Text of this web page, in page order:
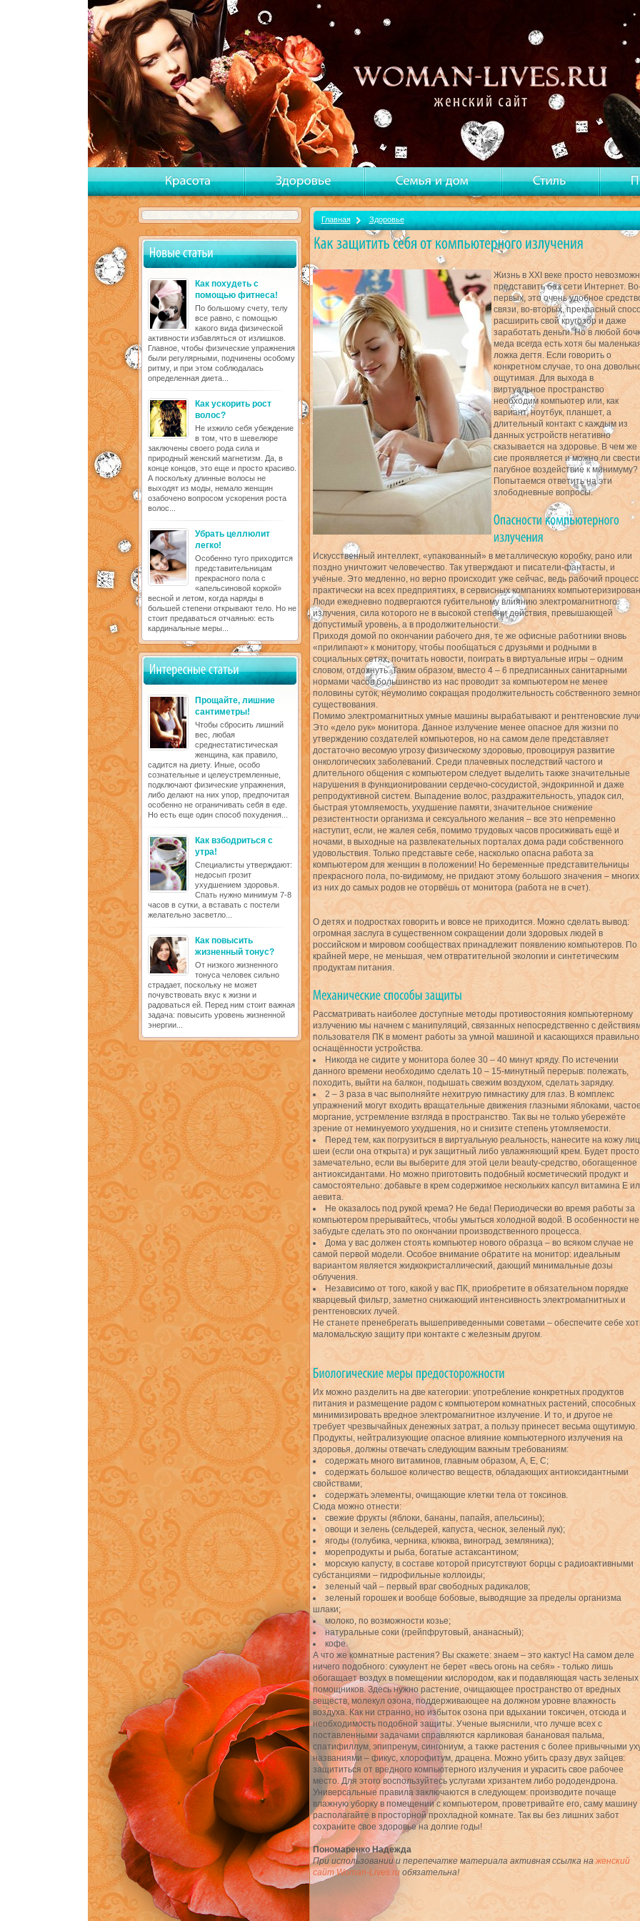
Как похудеть с
помощью фитнеса!
По большому счету, телу
все равно, с помощью
какого вида физической
активности избавляться от излишков.
Главное, чтобы физические упражнения
были регулярными, подчинены особому
ритму, и при этом соблюдалась
определенная диета...
Как ускорить рост
волос?
Не изжило себя убеждение
в том, что в шевелюре
заключены своего рода сила и
природный женский магнетизм. Да, в
конце концов, это еще и просто красиво.
А поскольку длинные волосы не
выходят из моды, немало женщин
озабочено вопросом ускорения роста
волос...
Убрать целлюлит
легко!
Особенно туго приходится
представительницам
прекрасного пола с
«апельсиновой коркой»
весной и летом, когда наряды в
большей степени открывают тело. Но не
стоит предаваться отчаянью: есть
кардинальные меры...
Прощайте, лишние
сантиметры!
Чтобы сбросить лишний
вес, любая
среднестатистическая
женщина, как правило,
садится на диету. Иные, особо
сознательные и целеустремленные,
подключают физические упражнения,
либо делают на них упор, предпочитая
особенно не ограничивать себя в еде.
Но есть еще один способ похудения...
Как взбодриться с
утра!
Специалисты утверждают:
недосып грозит
ухудшением здоровья.
Спать нужно минимум 7-8
часов в сутки, а вставать с постели
желательно засветло...
Как повысить
жизненный тонус?
От низкого жизненного
тонуса человек сильно
страдает, поскольку не может
почувствовать вкус к жизни и
радоваться ей. Перед ним стоит важная
задача: повысить уровень жизненной
энергии...
Главная Здоровье
Жизнь в XXI веке просто
представить без сети Интернет.
первых, это очень удобное
связи, во-вторых, прекрасный
расширить свой кругозор и даже
заработать деньги. Но в любой
меда всегда есть хотя бы
ложка дегтя. Если говорить о
конкретном случае, то она
ощутимая. Для выхода в
виртуальное пространство
необходим компьютер или, как
вариант, ноутбук, планшет, а
длительный контакт с каждым из
данных устройств негативно
сказывается на здоровье. В чем же
сие проявляется и можно ли свести
пагубное воздействие к минимуму?
Попытаемся ответить на эти
злободневные вопросы.
Искусственный интеллект, «упакованный» в металлическую коробку, рано или
поздно уничтожит человечество. Так утверждают и писатели-фантасты, и
учёные. Это медленно, но верно происходит уже сейчас, ведь рабочий процесс
практически на всех предприятиях, в сервисных компаниях
Люди ежедневно подвергаются губительному влиянию электромагнитного
излучения, сила которого не в высокой степени действия, превышающей
допустимый уровень, а в продолжительности.
Приходя домой по окончании рабочего дня, те же офисные работники вновь
«прилипают» к монитору, чтобы пообщаться с друзьями и родными в
социальных сетях, почитать новости, поиграть в виртуальные игры – одним
словом, отдохнуть. Таким образом, вместо 4 – 6 предписанных санитарными
нормами часов большинство из нас проводит за компьютером не менее
половины суток, неумолимо сокращая продолжительность собственного
существования.
Помимо электромагнитных умные машины вырабатывают и рентгеновские
Это «дело рук» монитора. Данное излучение менее опасное для жизни по
утверждению создателей компьютеров, но на самом деле представляет
достаточно весомую угрозу физическому здоровью, провоцируя развитие
онкологических заболеваний. Среди плачевных последствий частого и
длительного общения с компьютером следует выделить также значительные
нарушения в функционировании сердечно-сосудистой, эндокринной и даже
репродуктивной систем. Выпадение волос, раздражительность, упадок сил,
быстрая утомляемость, ухудшение памяти, значительное снижение
резистентности организма и сексуального желания – все это непременно
наступит, если, не жалея себя, помимо трудовых часов просиживать ещё и
ночами, в выходные на развлекательных порталах дома ради собственного
удовольствия. Только представьте себе, насколько опасна работа за
компьютером для женщин в положении! Но беременные представительницы
прекрасного пола, по-видимому, не придают этому большого значения – многих
из них до самых родов не оторвёшь от монитора (работа не в счет).
О детях и подростках говорить и вовсе не приходится. Можно сделать вывод:
огромная заслуга в существенном сокращении доли здоровых людей в
российском и мировом сообществах принадлежит появлению компьютеров. По
крайней мере, не меньшая, чем отвратительной экологии и синтетическим
продуктам питания.
Рассматривать наиболее доступные методы противостояния компьютерному
излучению мы начнем с манипуляций, связанных непосредственно с
пользователя ПК в момент работы за умной машиной и касающихся
оснащённости устройства.
Никогда не сидите у монитора более 30 – 40 минут кряду. По истечении
данного времени необходимо сделать 10 – 15-минутный перерыв: полежать,
походить, выйти на балкон, подышать свежим воздухом, сделать зарядку.
2 – 3 раза в час выполняйте нехитрую гимнастику для глаз. В комплекс
упражнений могут входить вращательные движения глазными яблоками,
моргание, устремление взгляда в пространство. Так вы не только убережёте
зрение от неминуемого ухудшения, но и снизите степень утомляемости.
Перед тем, как погрузиться в виртуальную реальность, нанесите на кожу
шеи (если она открыта) и рук защитный либо увлажняющий крем. Будет просто
замечательно, если вы выберите для этой цели beauty-средство, обогащенное
антиоксидантами. Но можно приготовить подобный косметический продукт и
самостоятельно: добавьте в крем содержимое нескольких капсул витамина Е
аевита.
Не оказалось под рукой крема? Не беда! Периодически во время работы за
компьютером прерывайтесь, чтобы умыться холодной водой. В особенности не
забудьте сделать это по окончании производственного процесса.
Дома у вас должен стоять компьютер нового образца – во всяком случае не
самой первой модели. Особое внимание обратите на монитор: идеальным
вариантом является жидкокристаллический, дающий минимальные дозы
облучения.
Независимо от того, какой у вас ПК, приобретите в обязательном порядке
кварцевый фильтр, заметно снижающий интенсивность электромагнитных и
рентгеновских лучей.
Не станете пренебрегать вышеприведенными советами – обеспечите себе
маломальскую защиту при контакте с железным другом.
Их можно разделить на две категории: употребление конкретных продуктов
питания и размещение радом с компьютером комнатных растений, способных
минимизировать вредное электромагнитное излучение. И то, и другое не
требует чрезвычайных денежных затрат, а пользу принесет весьма ощутимую.
Продукты, нейтрализующие опасное влияние компьютерного излучения на
здоровья, должны отвечать следующим важным требованиям:
содержать много витаминов, главным образом, А, Е, С;
содержать большое количество веществ, обладающих антиоксидантными
свойствами;
содержать элементы, очищающие клетки тела от токсинов.
Сюда можно отнести:
свежие фрукты (яблоки, бананы, папайя, апельсины);
овощи и зелень (сельдерей, капуста, чеснок, зеленый лук);
ягоды (голубика, черника, клюква, виноград, земляника);
морепродукты и рыба, богатые астаксантином;
морскую капусту, в составе которой присутствуют борцы с радиоактивными
субстанциями – гидрофильные коллоиды;
зеленый чай – первый враг свободных радикалов;
зеленый горошек и вообще бобовые, выводящие за пределы организма
шлаки;
молоко, по возможности козье;
натуральные соки (грейпфрутовый, ананасный);
кофе.
А что же комнатные растения? Вы скажете: знаем – это кактус! На самом деле
ничего подобного: суккулент не берет «весь огонь на себя» - только лишь
обогащает воздух в помещении кислородом, как и подавляющая часть зеленых
помощников. Здесь нужно растение, очищающее пространство от вредных
веществ, молекул озона, поддерживающее на должном уровне влажность
воздуха. Как ни странно, но избыток озона при вдыхании токсичен, отсюда и
необходимость подобной защиты. Ученые выяснили, что лучше всех с
поставленными задачами справляются карликовая банановая пальма,
спатифиллум, эпипренум, сингониум, а также растения с более привычными
названиями – фикус, хлорофитум, драцена. Можно убить сразу двух зайцев:
защититься от вредного компьютерного излучения и украсить свое рабочее
место. Для этого воспользуйтесь услугами хризантем либо рододендрона.
Универсальные правила заключаются в следующем: производите почаще
влажную уборку в помещении с компьютером, проветривайте его, саму машину
располагайте в просторной прохладной комнате. Так вы без лишних забот
сохраните свое здоровье на долгие годы!
Пономаренко Надежда
При использовании и перепечатке материала активная ссылка на женский
сайт Woman-Lives.ruобязательна!